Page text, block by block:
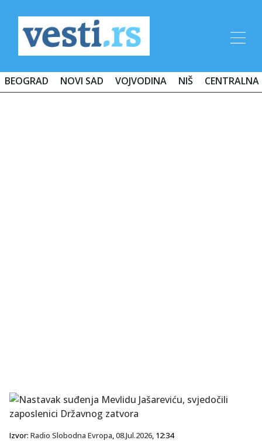
BEOGRAD NOVI SAD VOJVODINA NIŠ CENTRALNA
Izvor: Radio Slobodna Evropa,08.Jul.2026, 12:34